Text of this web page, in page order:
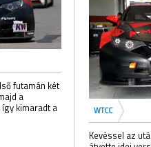
futamán két
a
kimaradt a
WTCC
Kevéssel az